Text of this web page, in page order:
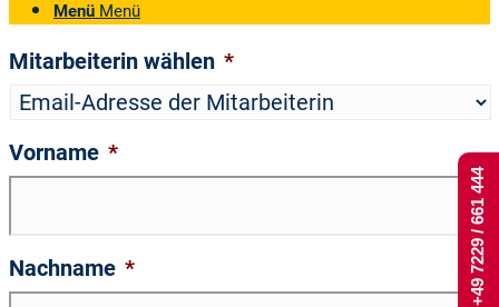
Menü Menü
Mitarbeiterin wählen *
Vorname *
Nachname * +49 7229 / 661 444